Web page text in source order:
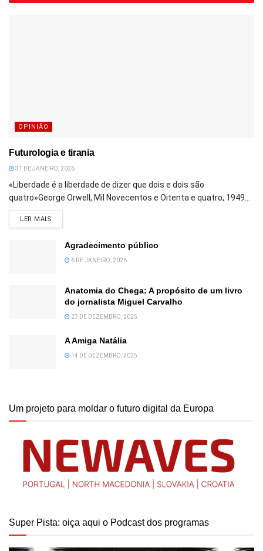
OPINIÃO
Futurologia e tirania
31 DE JANEIRO, 2026
«Liberdade é a liberdade de dizer que dois e dois são
quatro»George Orwell, Mil Novecentos e Oitenta e quatro, 1949...
LER MAIS
Agradecimento público
6 DE JANEIRO, 2026
Anatomia do Chega: A propósito de um livro
do jornalista Miguel Carvalho
27 DE DEZEMBRO, 2025
A Amiga Natália
14 DE DEZEMBRO, 2025
Um projeto para moldar o futuro digital da Europa
Super Pista: oiça aqui o Podcast dos programas